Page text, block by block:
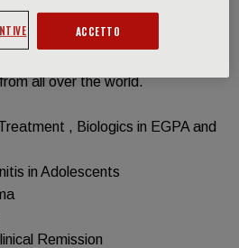
lectures, and symposia,
all over the world.
, Biologics in EGPA and
in Adolescents
Remission
ACCETTO